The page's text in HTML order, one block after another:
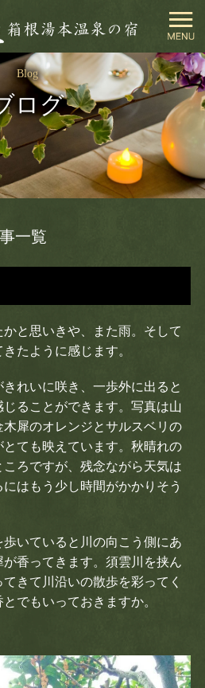
閉
じ
る
English
Français
Blog
ログ
一覧
と思いきや、また雨。そして
たように感じます。
れいに咲き、一歩外に出ると
ることができます。写真は山
犀のオレンジとサルスベリの
ても映えています。秋晴れの
ろですが、残念ながら天気は
はもう少し時間がかかりそう
いていると川の向こう側にあ
香ってきます。須雲川を挟ん
きて川沿いの散歩を彩ってく
でもいっておきますか。